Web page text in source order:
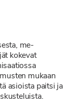
me-
kokevat
mukaan
asioista paitsi ja